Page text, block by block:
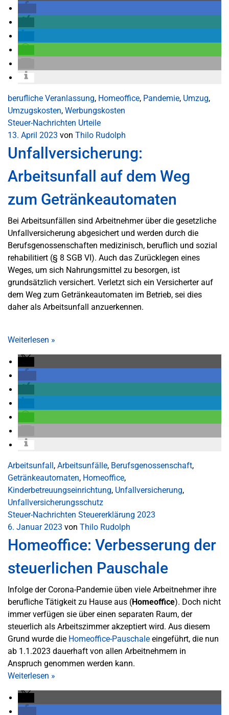
berufliche Veranlassung, Homeoffice, Pandemie, Umzug,
Umzugskosten, Werbungskosten
Steuer-Nachrichten Urteile
13. April 2023 von Thilo Rudolph
Unfallversicherung:
Arbeitsunfall auf dem Weg
zum Getränkeautomaten
Bei Arbeitsunfällen sind Arbeitnehmer über die gesetzliche
Unfallversicherung abgesichert und werden durch die
Berufsgenossenschaften medizinisch, beruflich und sozial
rehabilitiert (§ 8 SGB VI). Auch das Zurücklegen eines
Weges, um sich Nahrungsmittel zu besorgen, ist
grundsätzlich versichert. Verletzt sich ein Versicherter auf
dem Weg zum Getränkeautomaten im Betrieb, sei dies
daher als Arbeitsunfall anzuerkennen.
Weiterlesen »
Arbeitsunfall, Arbeitsunfälle, Berufsgenossenschaft,
Getränkeautomaten, Homeoffice,
Kinderbetreuungseinrichtung, Unfallversicherung,
Unfallversicherungsschutz
Steuer-Nachrichten Steuererklärung 2023
6. Januar 2023 von Thilo Rudolph
Homeoffice: Verbesserung der
steuerlichen Pauschale
Infolge der Corona-Pandemie üben viele Arbeitnehmer ihre
berufliche Tätigkeit zu Hause aus (Homeoffice). Doch nicht
immer verfügen sie über einen separaten Raum, der
steuerlich als Arbeitszimmer akzeptiert wird. Aus diesem
Grund wurde die Homeoffice-Pauschale eingeführt, die nun
ab 1.1.2023 dauerhaft von allen Arbeitnehmern in
Anspruch genommen werden kann.
Weiterlesen »